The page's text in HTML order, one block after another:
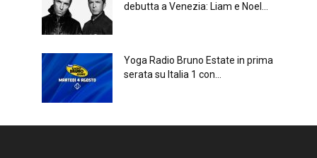
debutta a Venezia: Liam e Noel...
Yoga Radio Bruno Estate in prima
serata su Italia 1 con...